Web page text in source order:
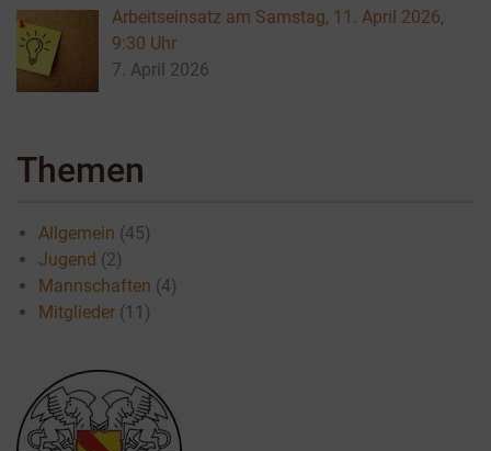
Arbeitseinsatz am Samstag, 11. April 2026,
9:30 Uhr
7. April 2026
Themen
Allgemein (45)
Jugend (2)
Mannschaften (4)
Mitglieder (11)